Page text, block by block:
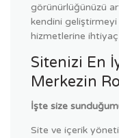
görünürlüğünüzü
kendini
hizmetlerine
Sitenizi En
Merkezin
İşte size
Site ve içerik